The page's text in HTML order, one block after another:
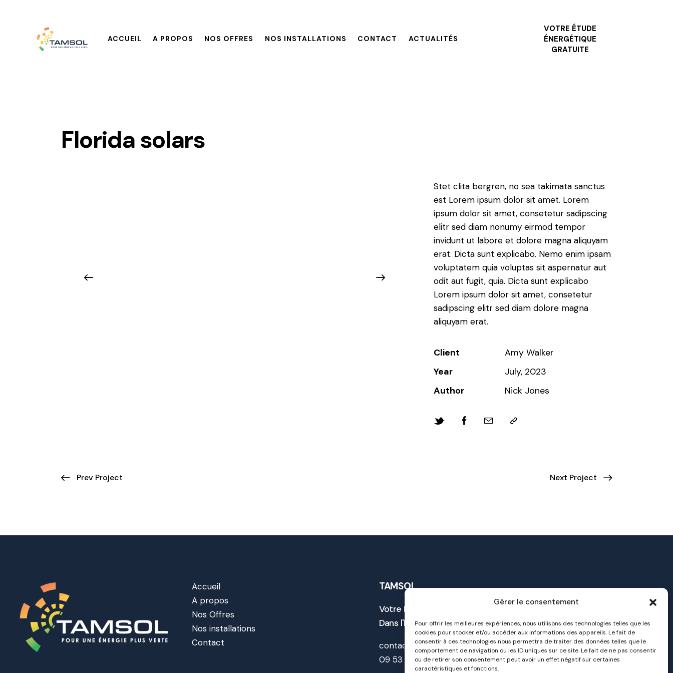
Gérer le consentement
Pour offrir les meilleures expériences, nous utilisons des technologies telles que les
cookies pour stocker et/ou accéder aux informations des appareils. Le fait de
consentir à ces technologies nous permettra de traiter des données telles que le
comportement de navigation ou les ID uniques sur ce site. Le fait de ne pas consentir
ou de retirer son consentement peut avoir un effet négatif sur certaines
caractéristiques et fonctions.
ACCUEIL A PROPOS NOS OFFRES NOS INSTALLATIONS CONTACT ACTUALITÉS
VOTRE ÉTUDE
ÉNERGÉTIQUE
GRATUITE
Florida solars
Stet clita bergren, no sea takimata sanctus
est Lorem ipsum dolor sit amet. Lorem
ipsum dolor sit amet, consetetur sadipscing
elitr sed diam nonumy eirmod tempor
invidunt ut labore et dolore magna aliquyam
erat. Dicta sunt explicabo. Nemo enim ipsam
voluptatem quia voluptas sit aspernatur aut
odit aut fugit, quia. Dicta sunt explicabo
Lorem ipsum dolor sit amet, consetetur
sadipscing elitr sed diam dolore magna
aliquyam erat.
Client
Amy Walker
Year
July, 2023
Author
Nick Jones
Prev Project Next Project
Accueil
A propos
Nos Offres
Nos installations
Contact
TAMSOL
Votre Expert de la transition énergétique
Dans l'Hérault et dans le Gard
contact@tamsol.fr
09 53 15 25 21